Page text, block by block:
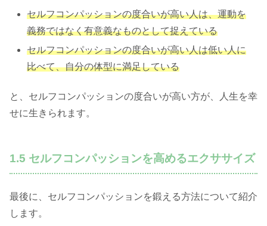
セルフコンパッションの度合いが高い人は、運動を
義務ではなく有意義なものとして捉えている
セルフコンパッションの度合いが高い人は低い人に
比べて、自分の体型に満足している
と、セルフコンパッションの度合いが高い方が、人生を幸
せに生きられます。
1.5 セルフコンパッションを高めるエクササイズ
最後に、セルフコンパッションを鍛える方法について紹介
します。